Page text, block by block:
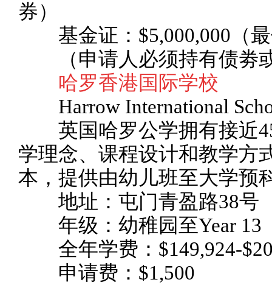
券）
基金证：$5,000,000（最
（申请人必须持有债劵
哈罗香港国际学校
Harrow International
英国哈罗公学拥有接近
学理念、课程设计和教学方
本，提供由幼儿班至大学预
地址：屯门青盈路38号
年级：幼稚园至Year 13
全年学费：$149,924-
申请费：$1,500